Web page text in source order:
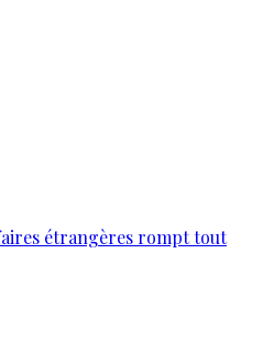
étrangères rompt tout